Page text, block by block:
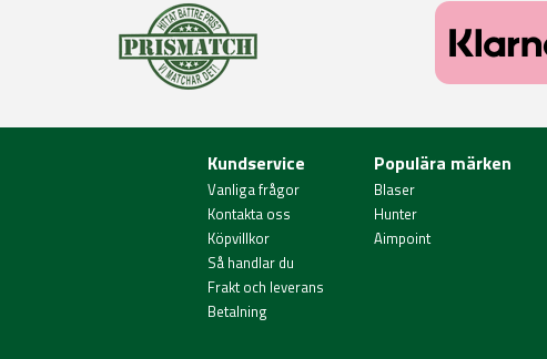
Kundservice
Vanliga frågor
Kontakta oss
Köpvillkor
Så handlar du
Frakt och leverans
Betalning
Populära märken
Blaser
Hunter
Aimpoint